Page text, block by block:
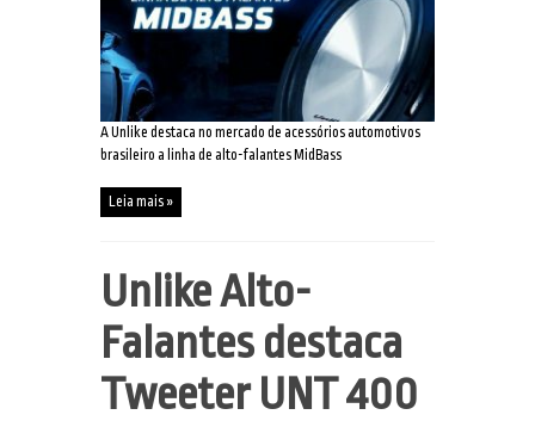
A Unlike destaca no mercado de acessórios automotivos
brasileiro a linha de alto-falantes MidBass
Leia mais »
Unlike Alto-
Falantes destaca
Tweeter UNT 400